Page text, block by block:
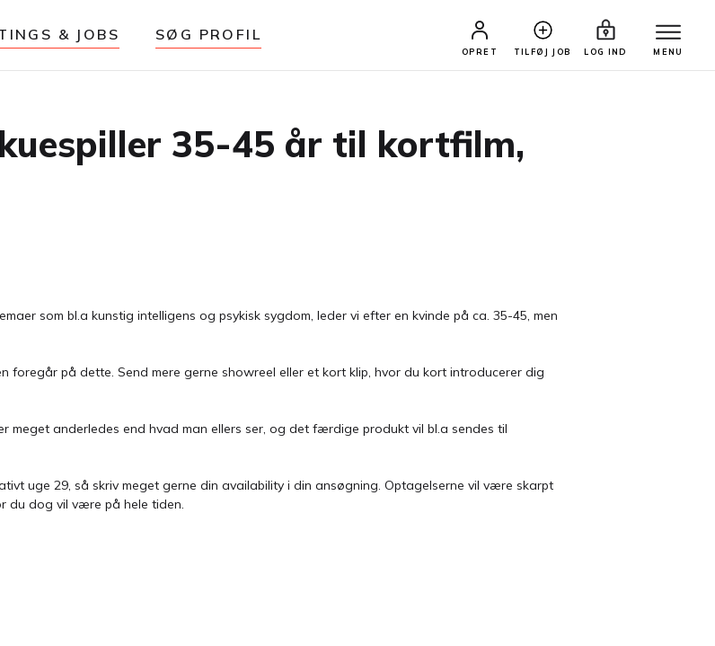
& JOBS SØG PROFIL
OPRET TILFØJ JOB LOG IND MENU
35-45 år til kortfilm,
som bl.a kunstig intelligens og psykisk sygdom, leder vi efter en kvinde på ca. 35-45, men
foregår på dette. Send mere gerne showreel eller et kort klip, hvor du kort introducerer dig
anderledes end hvad man ellers ser, og det færdige produkt vil bl.a sendes til
uge 29, så skriv meget gerne din availability i din ansøgning. Optagelserne vil være skarpt
du dog vil være på hele tiden.